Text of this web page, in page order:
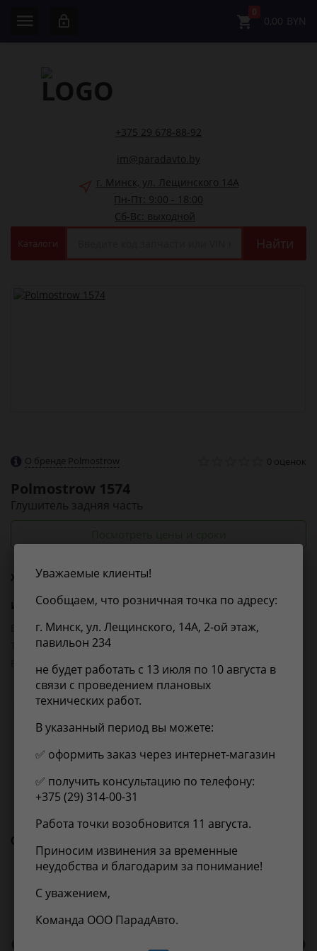
0
0,00 BYN
+375 29 678-88-92
im@paradavto.by
г. Минск, ул. Лещинского 14А
Пн-Пт: 9:00 - 18:00
Сб-Вс: выходной
Каталоги Найти
О бренде Polmostrow 0 оценок
Polmostrow 1574
Глушитель задняя часть
Характеристики
Из справочника ABCP
EAN-13:
5904157315893
Товарная группа:
Нет информации о применимости
Уважаемые клиенты!
Сообщаем, что розничная точка по адресу:
г. Минск, ул. Лещинского, 14А, 2-ой этаж,
павильон 234
не будет работать с 13 июля по 10 августа в
связи с проведением плановых
технических работ.
В указанный период вы можете:
✅ оформить заказ через интернет-магазин
✅ получить консультацию по телефону:
+375 (29) 314-00-31
Работа точки возобновится 11 августа.
Приносим извинения за временные
неудобства и благодарим за понимание!
С уважением,
Команда ООО ПарадАвто.